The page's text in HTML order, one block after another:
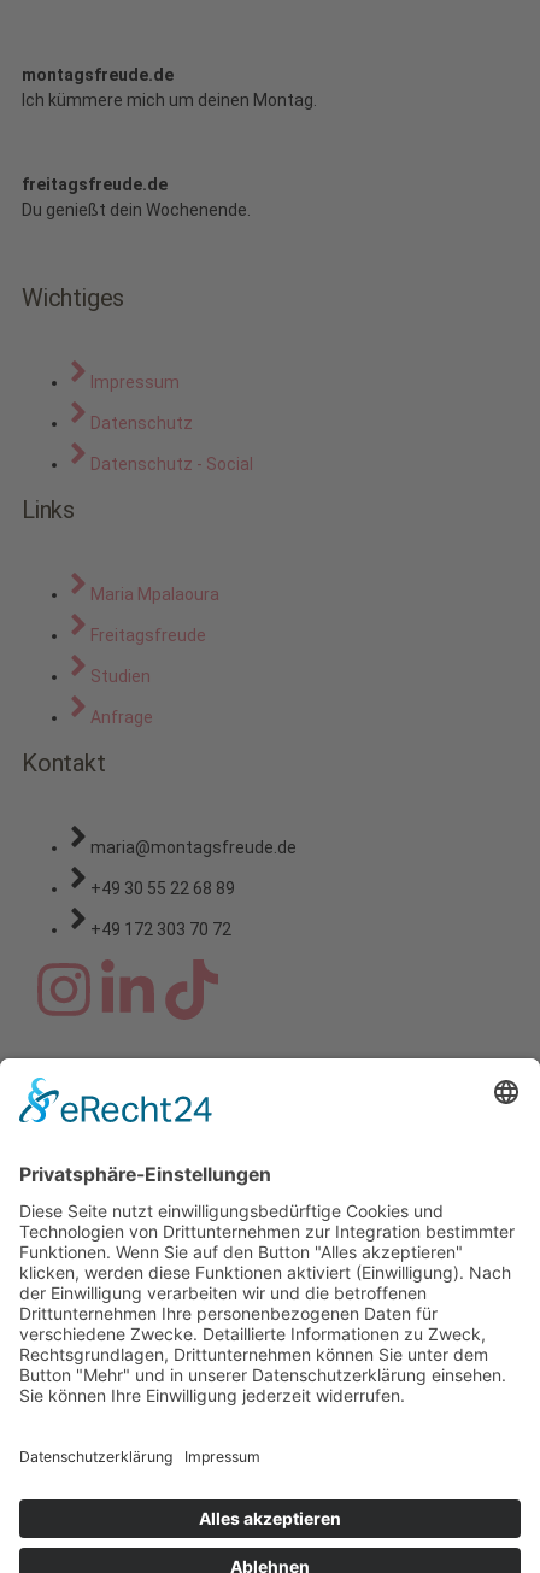
montagsfreude.de
Ich kümmere mich um deinen Montag.
freitagsfreude.de
Du genießt dein Wochenende.
Wichtiges
Impressum
Datenschutz
Datenschutz - Social
Links
Maria Mpalaoura
Freitagsfreude
Studien
Anfrage
Kontakt
maria@montagsfreude.de
+49 30 55 22 68 89
+49 172 303 70 72
Copyright © 2026 Montagsfreude
Dein Wunschthema für den
Montagskick.
Name
E-Mail
Nachricht
Datenschutz
Datenschutzvon Montagsfreude.de